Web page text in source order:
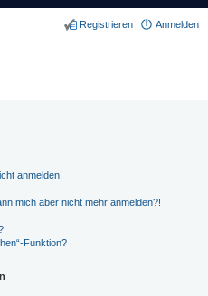
Anmelden
Registrieren
anmelden!
mich aber nicht mehr anmelden?!
Funktion?